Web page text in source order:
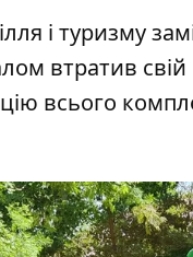
і туризму
втратив
всього